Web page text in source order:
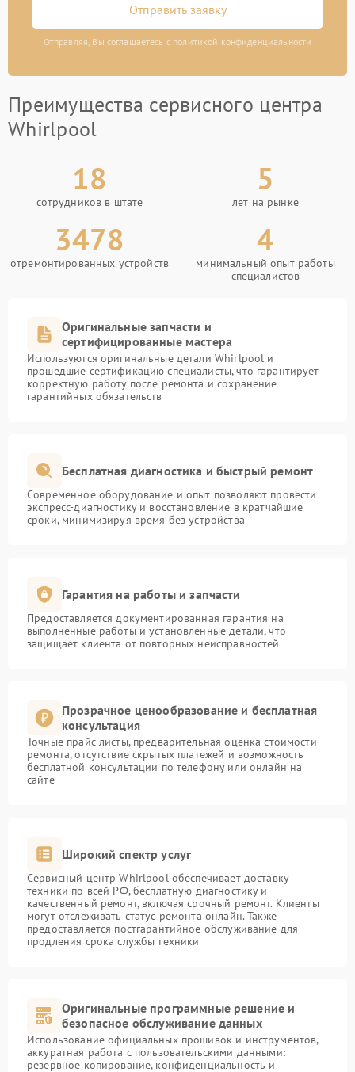
Отправить заявку
Отправляя, Вы соглашаетесь с политикой конфиденциальности
Преимущества сервисного центра
Whirlpool
18
сотрудников в штате
5
лет на рынке
3478
отремонтированных устройств
4
минимальный опыт работы
специалистов
Оригинальные запчасти и
сертифицированные мастера
Используются оригинальные детали Whirlpool и
прошедшие сертификацию специалисты, что гарантирует
корректную работу после ремонта и сохранение
гарантийных обязательств
Бесплатная диагностика и быстрый ремонт
Современное оборудование и опыт позволяют провести
экспресс-диагностику и восстановление в кратчайшие
сроки, минимизируя время без устройства
Гарантия на работы и запчасти
Предоставляется документированная гарантия на
выполненные работы и установленные детали, что
защищает клиента от повторных неисправностей
Прозрачное ценообразование и бесплатная
консультация
Точные прайс-листы, предварительная оценка стоимости
ремонта, отсутствие скрытых платежей и возможность
бесплатной консультации по телефону или онлайн на
сайте
Широкий спектр услуг
Сервисный центр Whirlpool обеспечивает доставку
техники по всей РФ, бесплатную диагностику и
качественный ремонт, включая срочный ремонт. Клиенты
могут отслеживать статус ремонта онлайн. Также
предоставляется постгарантийное обслуживание для
продления срока службы техники
Оригинальные программные решение и
безопасное обслуживание данных
Использование официальных прошивок и инструментов,
аккуратная работа с пользовательскими данными:
резервное копирование, конфиденциальность и